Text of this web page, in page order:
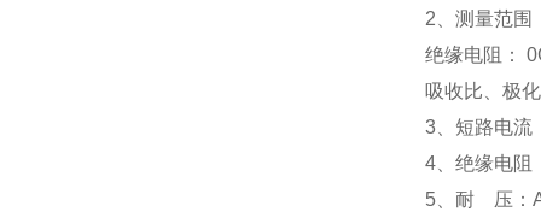
2、测量范围
绝缘电阻：
吸收比、极
3、短路电流
4、绝缘电阻
5、耐 压：